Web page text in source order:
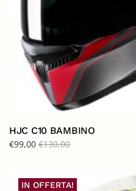
HJC C10 BAMBINO
€99,00 €130,00
IN OFFERTA!